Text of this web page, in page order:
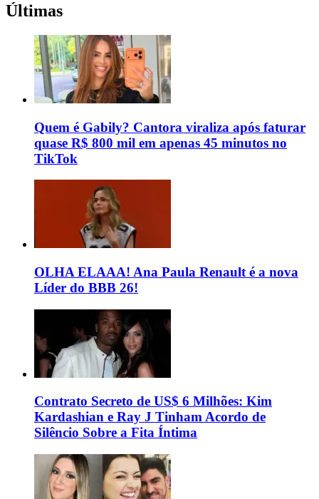
Últimas
Quem é Gabily? Cantora viraliza após faturar
quase R$ 800 mil em apenas 45 minutos no
TikTok
OLHA ELAAA! Ana Paula Renault é a nova
Líder do BBB 26!
Contrato Secreto de US$ 6 Milhões: Kim
Kardashian e Ray J Tinham Acordo de
Silêncio Sobre a Fita Íntima